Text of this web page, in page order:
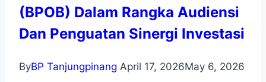
(BPOB) Dalam Rangka Audiensi
Dan Penguatan Sinergi Investasi
ByBP Tanjungpinang April 17, 2026May 6, 2026